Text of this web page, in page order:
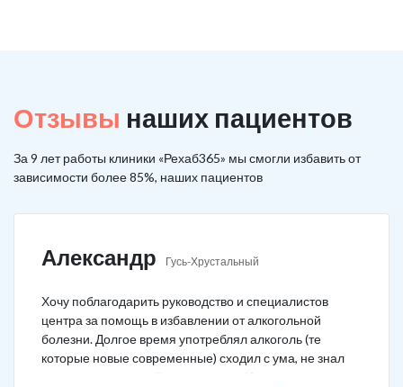
Отзывы наших пациентов
За 9 лет работы клиники «Рехаб365» мы смогли избавить от
зависимости более 85%, наших пациентов
Александр Гусь-Хрустальный
Хочу поблагодарить руководство и специалистов
центра за помощь в избавлении от алкогольной
болезни. Долгое время употреблял алкоголь (те
которые новые современные) сходил с ума, не знал
куда деться от своей зависимости. Искал тех кто